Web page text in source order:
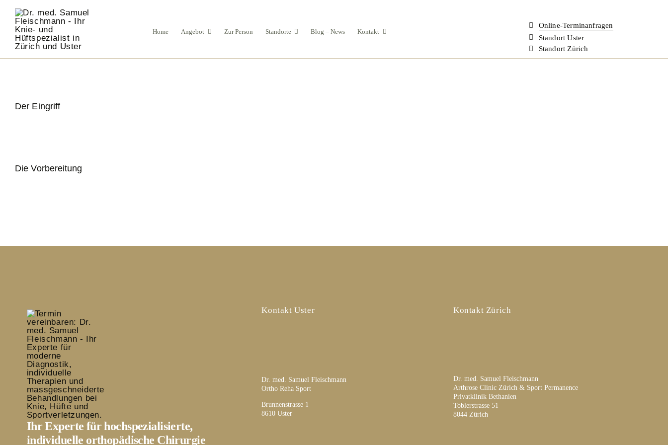
Inhalt
springen
Home Angebot Zur Person Standorte Blog – News Kontakt
Online-Terminanfragen
Standort Uster
Standort Zürich
Die Nachbehandlung
Der Eingriff
Die Vorbereitung
Ihr Experte für hochspezialisierte,
individuelle orthopädische Chirurgie
Kontakt Uster
Dr. med. Samuel Fleischmann
Ortho Reha Sport
Brunnenstrasse 1
8610 Uster
Kontakt Zürich
Dr. med. Samuel Fleischmann
Arthrose Clinic Zürich & Sport Permanence
Privatklinik Bethanien
Toblerstrasse 51
8044 Zürich